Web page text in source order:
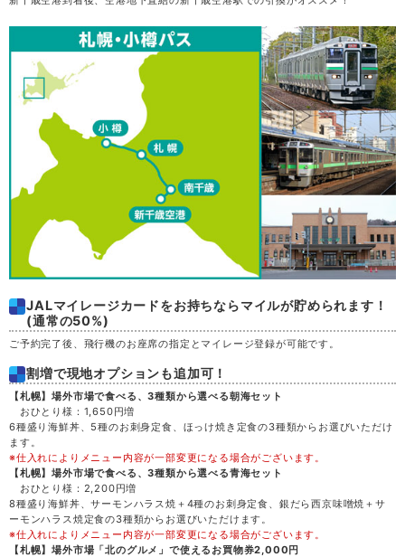
土
23
火
木 27
金 28
土 29
日 30
月 31
JALマイレージカードをお持ちならマイルが貯められます！
(通常の50%)
ご予約完了後、飛行機のお座席の指定とマイレージ登録が可能です。
割増で現地オプションも追加可！
【札幌】場外市場で食べる、3種類から選べる朝海セット
おひとり様：1,650円増
6種盛り海鮮丼、5種のお刺身定食、ほっけ焼き定食の3種類からお選びいただけ
ます。
※仕入れによりメニュー内容が一部変更になる場合がございます。
【札幌】場外市場で食べる、3種類から選べる青海セット
おひとり様：2,200円増
8種盛り海鮮丼、サーモンハラス焼＋4種のお刺身定食、銀だら西京味噌焼＋サ
ーモンハラス焼定食の3種類からお選びいただけます。
※仕入れによりメニュー内容が一部変更になる場合がございます。
【札幌】場外市場「北のグルメ」で使えるお買物券2,000円